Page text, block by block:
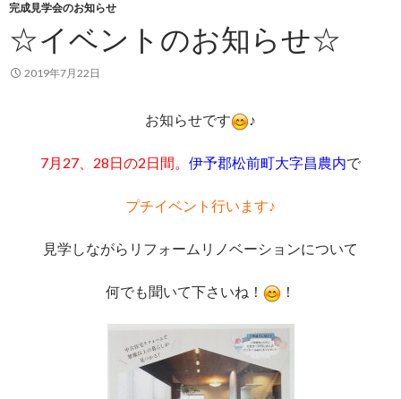
完成見学会のお知らせ
☆イベントのお知らせ☆
2019年7月22日
お知らせです ♪
7月27、28日の2日間。 伊予郡松前町大字昌農内で
プチイベント行います♪
見学しながらリフォームリノベーションについて
何でも聞いて下さいね！ ！